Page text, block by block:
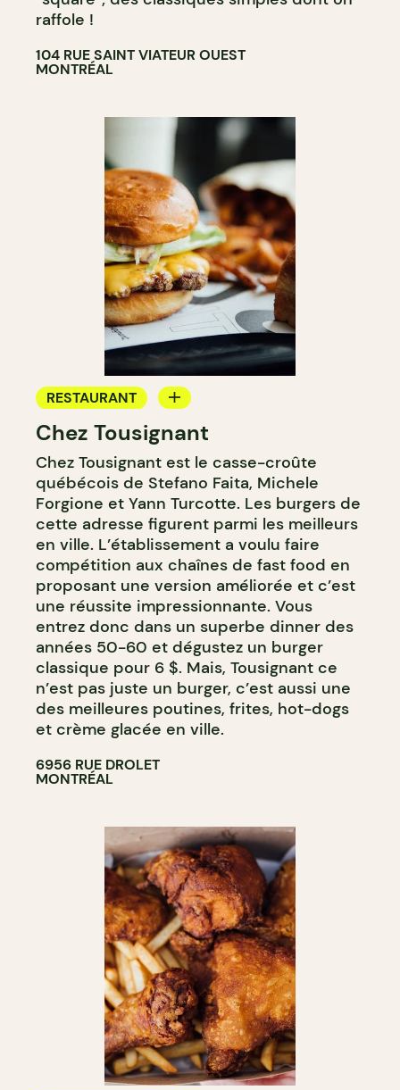
raffole !
104 RUE SAINT VIATEUR OUEST
MONTRÉAL
RESTAURANT
COMPTOIR
Chez Tousignant
Chez Tousignant est le casse-croûte
québécois de Stefano Faita, Michele
Forgione et Yann Turcotte. Les burgers de
cette adresse figurent parmi les meilleurs
en ville. L’établissement a voulu faire
compétition aux chaînes de fast food en
proposant une version améliorée et c’est
une réussite impressionnante. Vous
entrez donc dans un superbe dinner des
années 50-60 et dégustez un burger
classique pour 6 $. Mais, Tousignant ce
n’est pas juste un burger, c’est aussi une
des meilleures poutines, frites, hot-dogs
et crème glacée en ville.
6956 RUE DROLET
MONTRÉAL